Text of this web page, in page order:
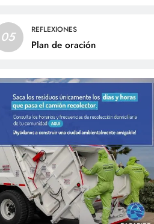
05 REFLEXIONES
Plan de oración